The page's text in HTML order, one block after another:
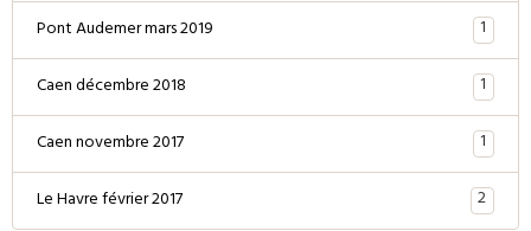
Pont Audemer mars 2019
1
Caen décembre 2018
1
Caen novembre 2017
1
Le Havre février 2017
2